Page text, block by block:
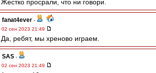
Жестко просрали, что ни говори.
fanat4ever -
02 сен 2023 21:49
Да, ребят, мы хреново играем.
SAS -
02 сен 2023 21:49